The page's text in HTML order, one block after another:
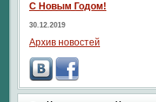
С Новым Годом!
30.12.2019
Архив новостей